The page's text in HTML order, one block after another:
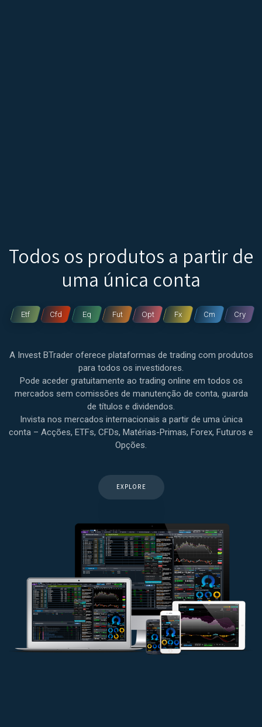
Todos os produtos a partir de
uma única conta
Etf Cfd Eq Fut Opt Fx Cm Cry
A Invest BTrader oferece plataformas de trading com produtos
para todos os investidores.
Pode aceder gratuitamente ao trading online em todos os
mercados sem comissões de manutenção de conta, guarda
de títulos e dividendos.
Invista nos mercados internacionais a partir de uma única
conta – Acções, ETFs, CFDs, Matérias-Primas, Forex, Futuros e
Opções.
EXPLORE